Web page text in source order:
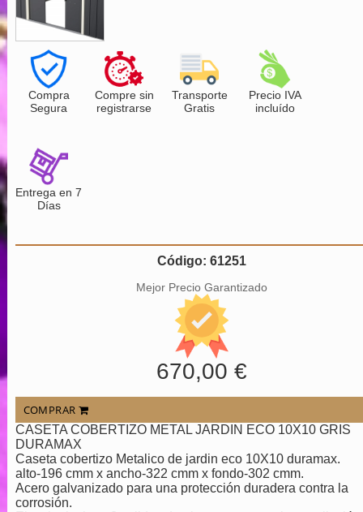
Compra
Segura
Compre sin
registrarse
Transporte
Gratis
Precio IVA
incluído
Entrega en 7
Días
Código: 61251
Mejor Precio Garantizado
670,00 €
COMPRAR
CASETA COBERTIZO METAL JARDIN ECO 10X10 GRIS
DURAMAX
Caseta cobertizo Metalico de jardin eco 10X10 duramax.
alto-196 cmm x ancho-322 cmm x fondo-302 cmm.
Acero galvanizado para una protección duradera contra la
corrosión.